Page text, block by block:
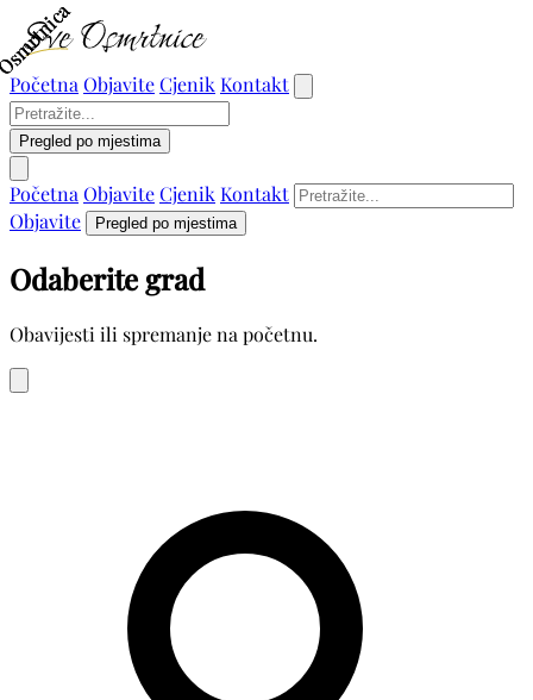
Početna ObjaviteCjenik Kontakt
Pregled po mjestima
Početna ObjaviteCjenik Kontakt
Objavite
Pregled po mjestima
Odaberite grad
Obavijesti ili spremanje na početnu.